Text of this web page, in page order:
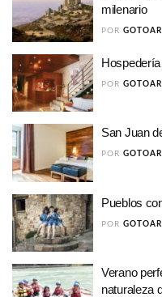
milenario
POR
POR
San Juan
POR
Pueblos
POR
Verano
naturaleza